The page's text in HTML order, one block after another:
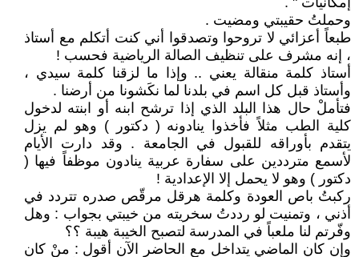
وحملتُ حقيبتي ومضيت .
طبعاً أعزائي لا تروحوا وتصدقوا أني كنت أتكلم مع أستاذ
، إنه مشرف على تنظيف الصالة الرياضية فحسب !
أستاذ كلمة منقالة يعني .. وإذا ما لزقنا كلمة سيدي ،
وأستاذ قبل كل اسم في بلدنا لما نكَشونا من أرضنا .
فتأملْ حال هذا البلد الذي إذا ترشح ابنه أو ابنته لدخول
كلية الطب مثلاً فأخذوا ينادونه ( دكتور ) وهو لم يزل
يتقدم بأوراقه للقبول في الجامعة . وقد دارت الأيام
لأسمع مترددين على سفارة عربية ينادون موظفاً فيها (
دكتور ) وهو لا يحمل إلا الإعدادية !
ركبتُ باص العودة وكلمة هرقل مرقّص صدره تتردد في
أذني ، وتمنيت لو رددتُ سخريته من خيبتي بجواب : وهل
وفّرتم لنا ملعباً في المدرسة لتصبح الخيبة هيبة ؟؟
وإن كان الماضي يتداخل مع الحاضر الآن أقول : منْ كان